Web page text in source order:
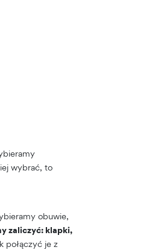
wybrać, to
obuwie,
zaliczyć: klapki,
połączyć je z